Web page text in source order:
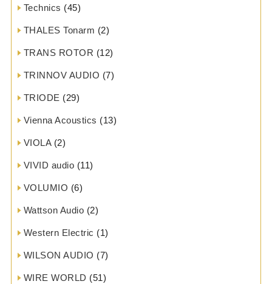
Technics (45)
THALES Tonarm (2)
TRANS ROTOR (12)
TRINNOV AUDIO (7)
TRIODE (29)
Vienna Acoustics (13)
VIOLA(2)
VIVID audio (11)
VOLUMIO (6)
Wattson Audio (2)
Western Electric (1)
WILSON AUDIO (7)
WIRE WORLD (51)